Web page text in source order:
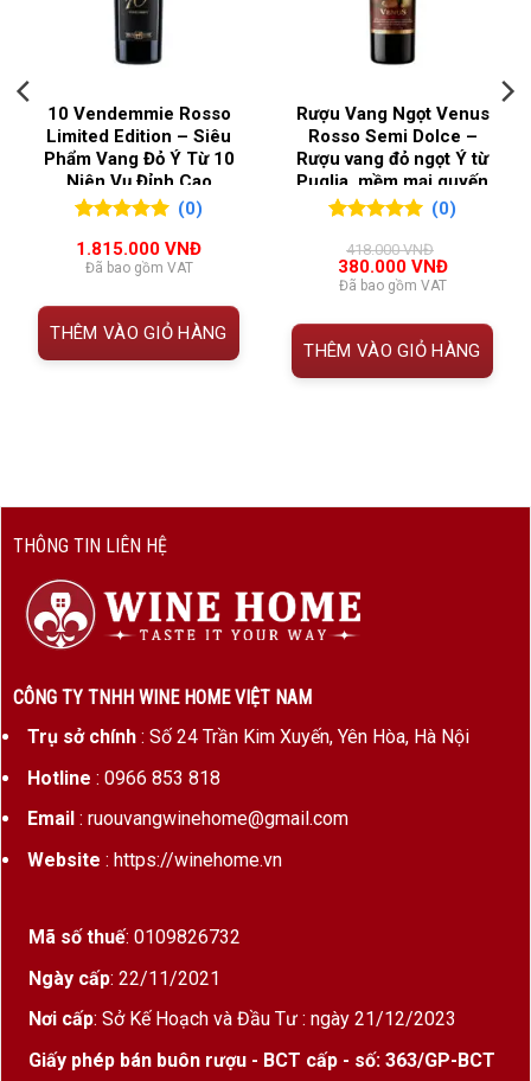
lâu dài.
2016
THUỘC
TÍNH
THÔNG TIN
Tên
rượu
Château Canon 2016
Xuất xứ Saint-Émilion, Bordeaux, Pháp
Premier Grand Cru Classé B
Nồng
độ cồn
Thời
18 tháng trong thùng gỗ sồi Pháp
Dung
tích
750ml
tham
khảo
quốc tế (chưa bao gồm thuế và vận
chuyển)
Giống nho & Thổ nhưỡng
Giống nho:
Château Canon 2016 được phối trộn từ 74%
Merlot và 26% Cabernet Franc, tạo nên sự cân
bằng hoàn hảo giữa hương vị trái cây chín
QUỐC GIA SẢN
VÙNG LÀM RƯỢU Bordeaux ,Saint
Emilion
10 Vendemmie Rosso
Limited Edition – Siêu
Phẩm Vang Đỏ Ý Từ 10
Niên Vụ Đỉnh Cao
đánh giá
(0)
1.815.000 VNĐ
Đã bao gồm VAT
THÊM VÀO GIỎ HÀNG
Rượu Vang Ngọt Venus
Rosso Semi Dolce –
Rượu vang đỏ ngọt Ý từ
Puglia, mềm mại quyến
rũ từ Le Vin Sud
đánh giá
(0)
418.000VNĐ
Giá
gốc
380.000 VNĐGiá
hiện
380.000
Đã bao gồm VAT
THÊM VÀO GIỎ HÀNG
VNĐ.
THÔNG TIN LIÊN HỆ
CÔNG TY TNHH WINE HOME VIỆT NAM
Trụ sở chính: Số 24 Trần Kim Xuyến, Yên Hòa, Hà Nội
Hotline : 0966 853 818
Email : ruouvangwinehome@gmail.com
Website : https://winehome.vn
Mã số thuế: 0109826732
Ngày cấp: 22/11/2021
Nơi cấp: Sở Kế Hoạch và Đầu Tư : ngày 21/12/2023
Giấy phép bán buôn rượu - BCT cấp - số: 363/GP-BCT